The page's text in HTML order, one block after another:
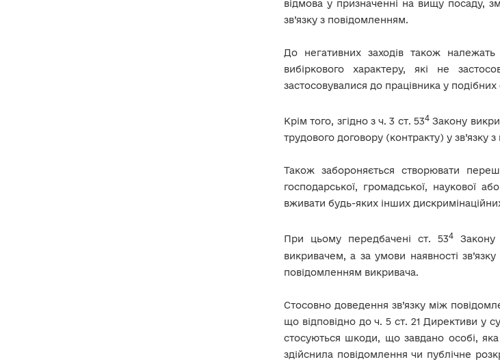
відмова у призначенні на вищу посаду,
зв’язку з повідомленням.
До негативних заходів також
вибіркового характеру, які не
застосовувалися до працівника у подібних
Крім того, згідно з ч. 3 ст. 534Закону
трудового договору (контракту) у зв’язку
Також забороняється створювати
господарської, громадської, наукової
вживати будь-яких інших
При цьому передбачені ст. 534Закону
викривачем, а за умови наявності
повідомленням викривача.
Стосовно доведення зв’язку між
що відповідно до ч. 5 ст. 21 Директиви у
стосуються шкоди, що завдано особі,
здійснила повідомлення чи публічне